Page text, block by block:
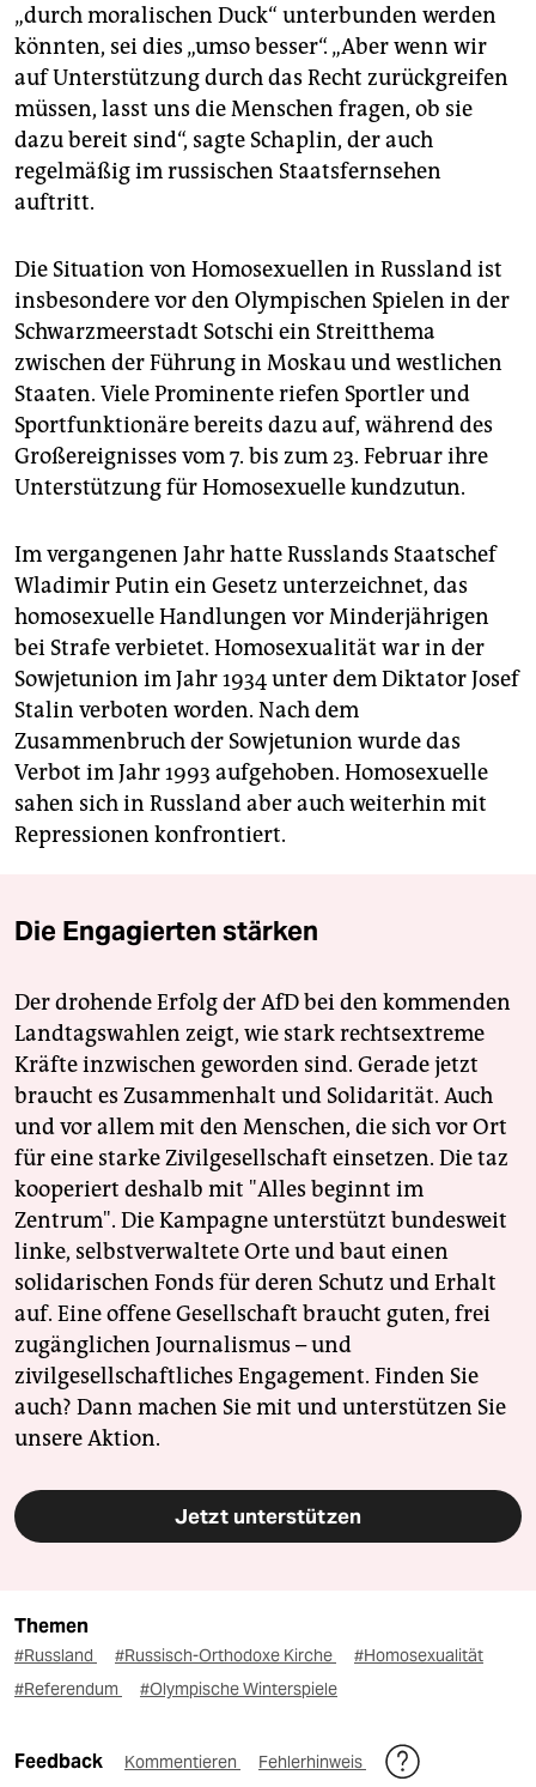
„durch moralischen Duck“ unterbunden werden
könnten, sei dies „umso besser“. „Aber wenn wir
auf Unterstützung durch das Recht zurückgreifen
müssen, lasst uns die Menschen fragen, ob sie
dazu bereit sind“, sagte Schaplin, der auch
regelmäßig im russischen Staatsfernsehen
auftritt.
Die Situation von Homosexuellen in Russland ist
insbesondere vor den Olympischen Spielen in der
Schwarzmeerstadt Sotschi ein Streitthema
zwischen der Führung in Moskau und westlichen
Staaten. Viele Prominente riefen Sportler und
Sportfunktionäre bereits dazu auf, während des
Großereignisses vom 7. bis zum 23. Februar ihre
Unterstützung für Homosexuelle kundzutun.
Im vergangenen Jahr hatte Russlands Staatschef
Wladimir Putin ein Gesetz unterzeichnet, das
homosexuelle Handlungen vor Minderjährigen
bei Strafe verbietet. Homosexualität war in der
Sowjetunion im Jahr 1934 unter dem Diktator Josef
Stalin verboten worden. Nach dem
Zusammenbruch der Sowjetunion wurde das
Verbot im Jahr 1993 aufgehoben. Homosexuelle
sahen sich in Russland aber auch weiterhin mit
Repressionen konfrontiert.
Die Engagierten stärken
Der drohende Erfolg der AfD bei den kommenden
Landtagswahlen zeigt, wie stark rechtsextreme
Kräfte inzwischen geworden sind. Gerade jetzt
braucht es Zusammenhalt und Solidarität. Auch
und vor allem mit den Menschen, die sich vor Ort
für eine starke Zivilgesellschaft einsetzen. Die taz
kooperiert deshalb mit "Alles beginnt im
Zentrum". Die Kampagne unterstützt bundesweit
linke, selbstverwaltete Orte und baut einen
solidarischen Fonds für deren Schutz und Erhalt
auf. Eine offene Gesellschaft braucht guten, frei
zugänglichen Journalismus – und
zivilgesellschaftliches Engagement. Finden Sie
auch? Dann machen Sie mit und unterstützen Sie
unsere Aktion.
Jetzt unterstützen
Themen
#Russland #Russisch-Orthodoxe Kirche
#Homosexualität
#Referendum
#Olympische Winterspiele
Feedback Kommentieren Fehlerhinweis